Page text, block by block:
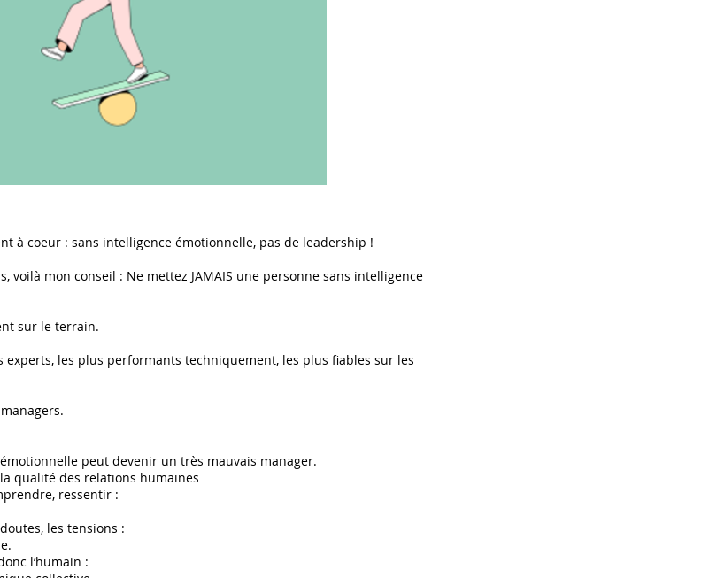
à coeur : sans intelligence émotionnelle, pas de leadership !
voilà mon conseil : Ne mettez JAMAIS une personne sans intelligence
sur le terrain.
les plus performants techniquement, les plus fiables sur les
peut devenir un très mauvais manager.
qualité des relations humaines
ressentir :
les tensions :
l’humain :